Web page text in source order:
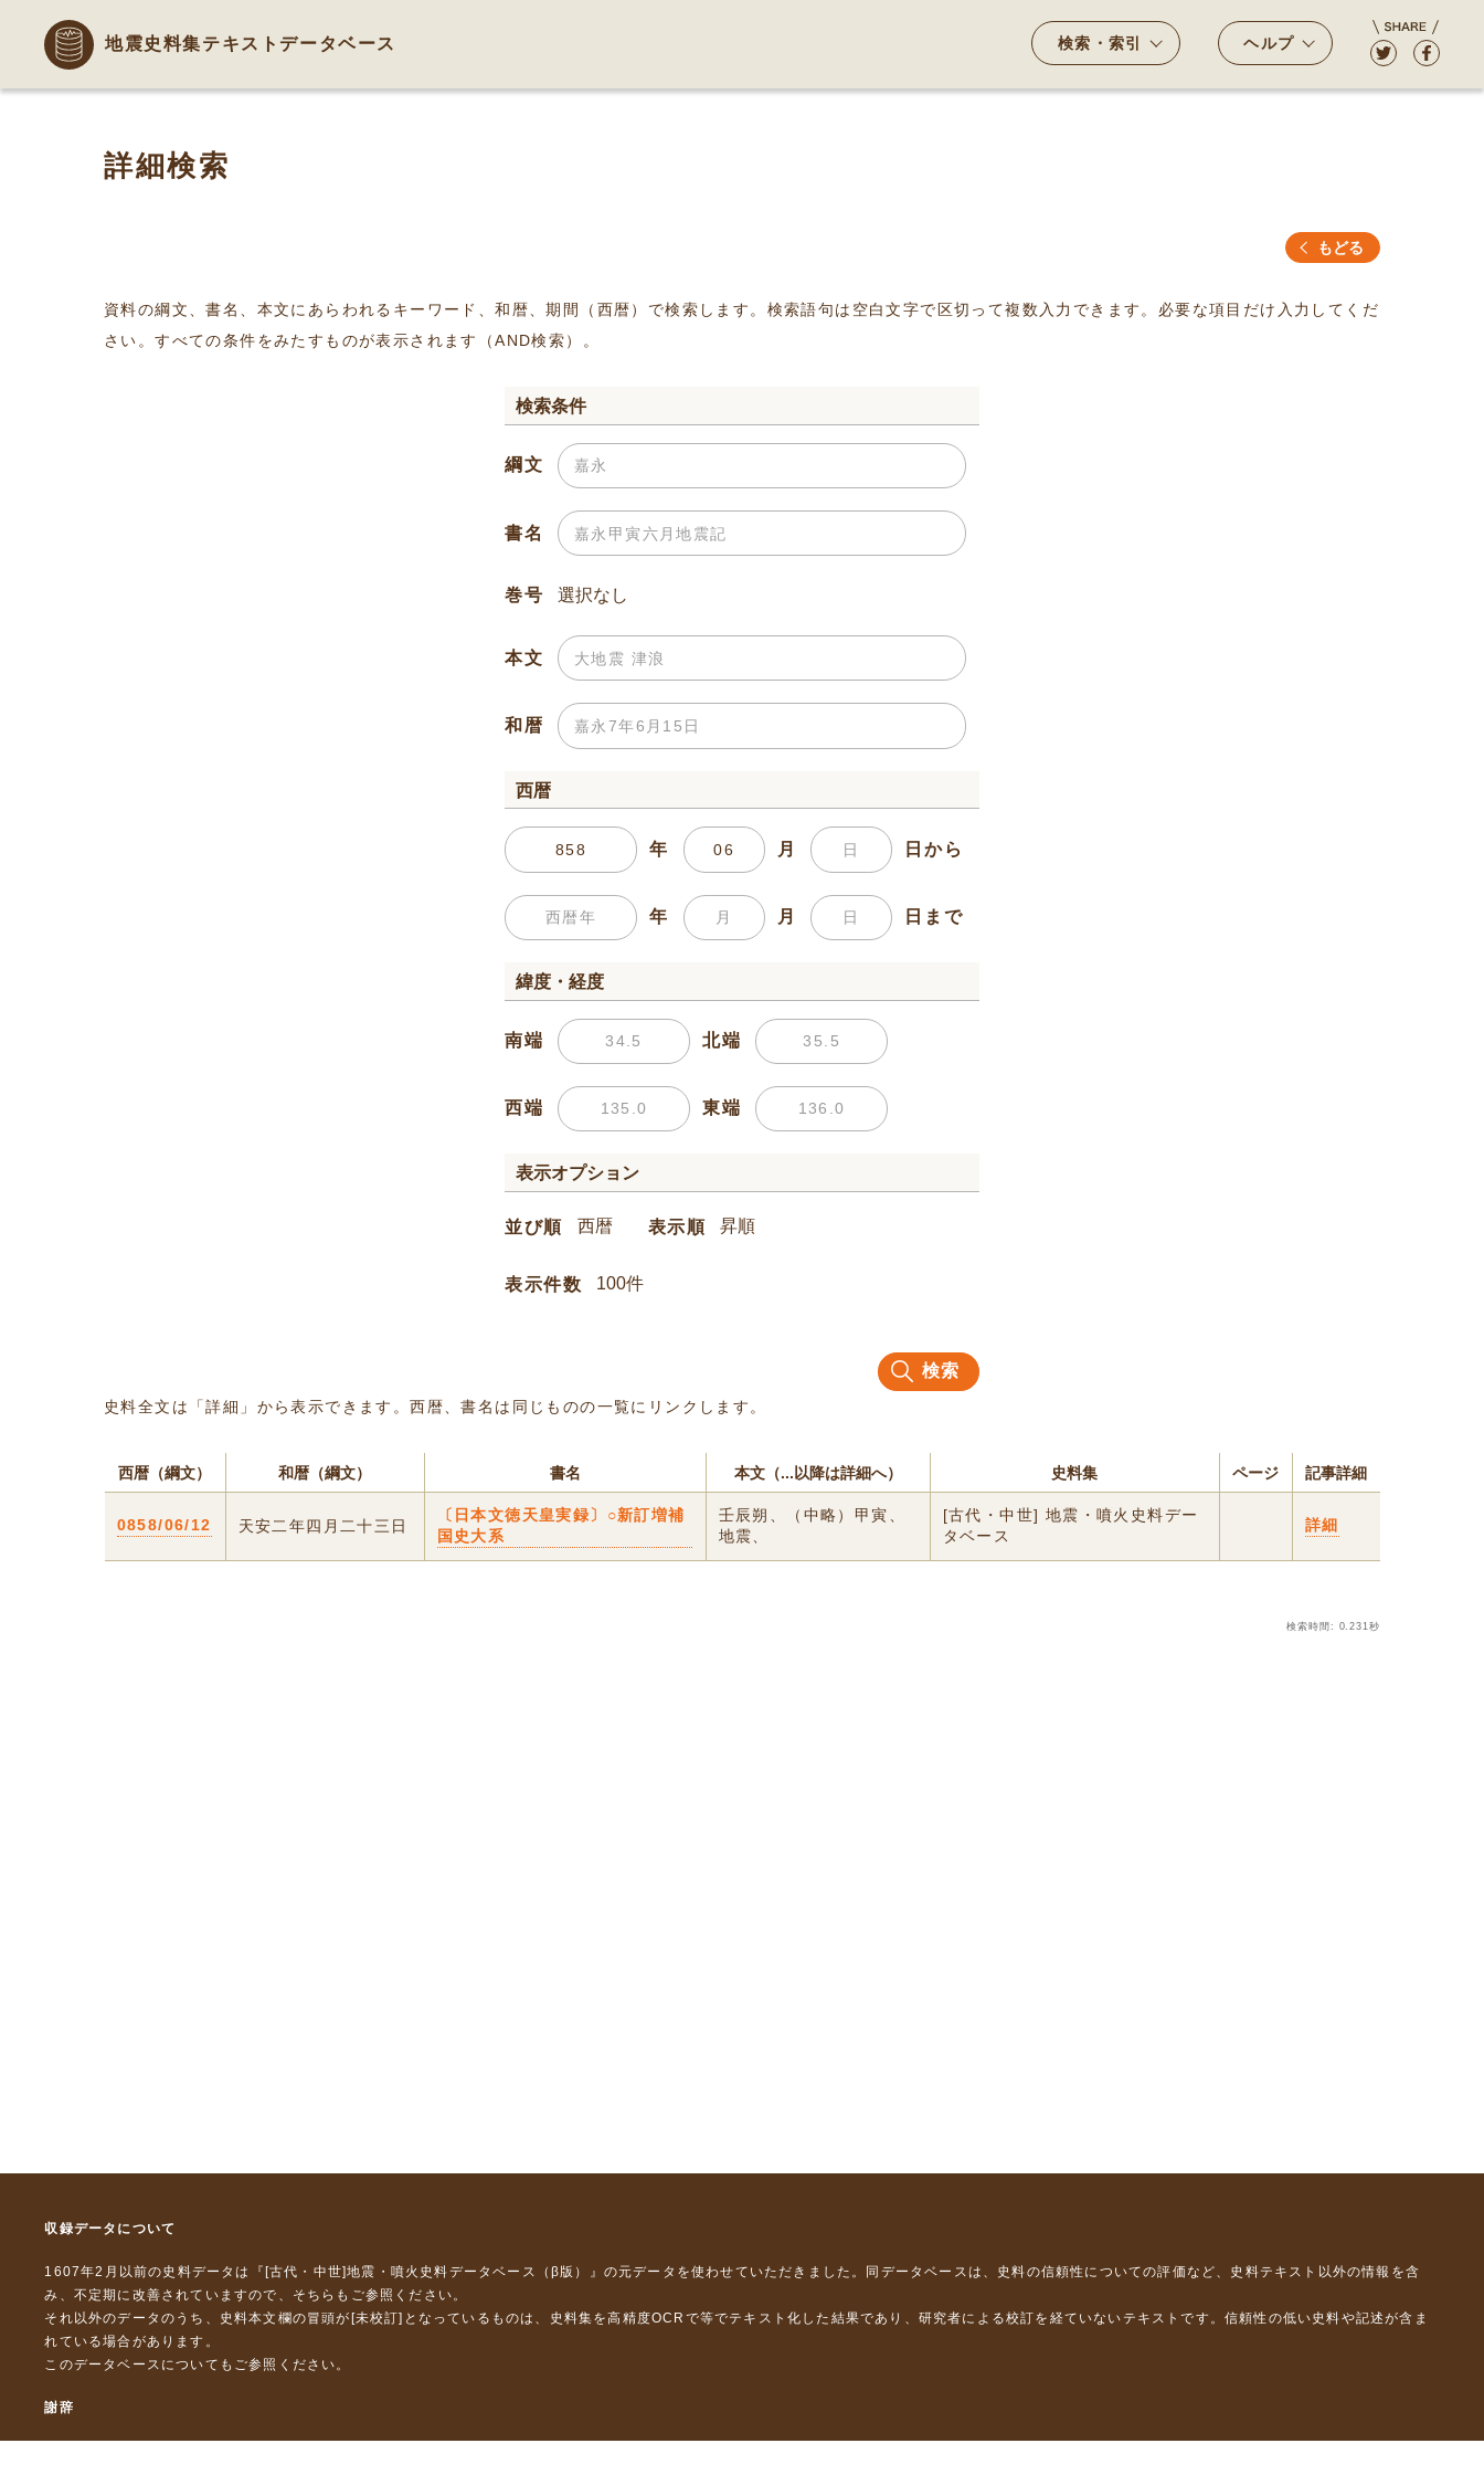
地震史料集テキストデータベース 検索・索引 ヘルプ
詳細検索
もどる
資料の綱文、書名、本文にあらわれるキーワード、和暦、期間（西暦）で検索します。検索語句は空白文字で区切って複数入力できます。必要な項目だけ入力してくだ
さい。すべての条件をみたすものが表示されます（AND検索）。
検索条件
綱文
書名
巻号
本文
和暦
西暦
年 月 日から
年 月 日まで
緯度・経度
南端 北端
西端 東端
表示オプション
並び順 表示順
表示件数
検索
史料全文は「詳細」から表示できます。西暦、書名は同じものの一覧にリンクします。
西暦（綱文） 和暦（綱文） 書名 本文（...以降は詳細へ） 史料集 ページ 記事詳細
0858/06/12 天安二年四月二十三日
〔日本文徳天皇実録〕○新訂増補
国史大系
壬辰朔、（中略）甲寅、
地震、
[古代・中世] 地震・噴火史料デー
タベース
詳細
検索時間: 0.231秒
収録データについて
1607年2月以前の史料データは『 [古代・中世]地震・噴火史料データベース（β版）』 の元データを使わせていただきました。同データベースは、史料の信頼性についての評価など、史料テキスト以外の情報を含
み、不定期に改善されていますので、 そちら もご参照ください。
それ以外のデータのうち、史料本文欄の冒頭が[未校訂]となっているものは、史料集を高精度OCRで等でテキスト化した結果であり、研究者による校訂を経ていないテキストです。信頼性の低い史料や記述が含ま
れている場合があります。
このデータベースについて もご参照ください。
謝辞